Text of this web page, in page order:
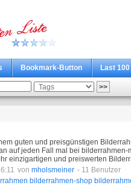
Bookmark-Button Last 100
guten und preisgünstigen
auf jeden Fall mal bei
einzigartigen und preiswerten
von mholsmeiner - 11 Benutzer
bilderrahmen-shop